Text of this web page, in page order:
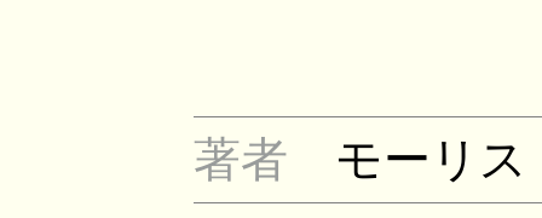
著者 モーリ